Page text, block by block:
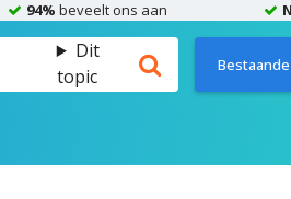
94% beveelt ons aan
Dit
topic